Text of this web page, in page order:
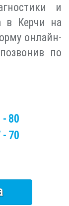
и
в Керчи на
онлайн-
по
- 80
70